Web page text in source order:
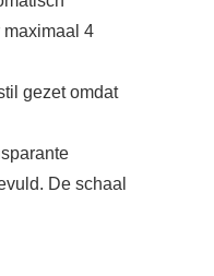
maximaal 4
gezet omdat
De schaal